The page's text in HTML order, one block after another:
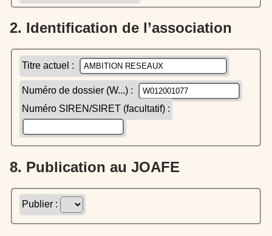
2. Identification de l’association
Titre actuel :
Numéro de dossier (W...) :
Numéro SIREN/SIRET (facultatif) :
8. Publication au JOAFE
Publier :